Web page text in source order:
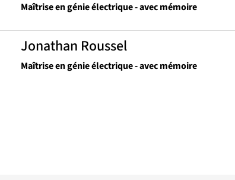
Maîtrise en génie électrique - avec mémoire
Jonathan Roussel
Maîtrise en génie électrique - avec mémoire